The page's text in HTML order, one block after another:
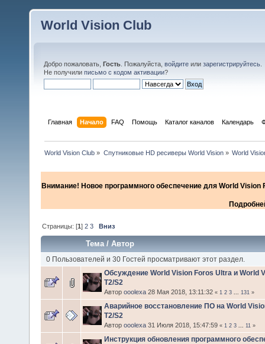
World Vision Club
Добро пожаловать, Гость . Пожалуйста, войдите или зарегистрируйтесь
Не получили письмо с кодом активации?
Главная Начало FAQ Помощь Каталог каналов Календарь
World Vision Club » Спутниковые HD ресиверы World Vision» World
Внимание! Новое программного обеспечение для World
Страницы: [1]2 3 Вниз
Тема /Автор
0 Пользователей и 30 Гостей просматривают этот раздел.
Обсуждение World Vision Foros Ultra и World
T2/S2
Автор ooolexa 28 Мая 2018, 13:11:32 « 1 2 3 131 »
Аварийное восстановление ПО на World
T2/S2
Автор ooolexa 31 Июля 2018, 15:47:59 « 1 2 3 11 »
Инструкция обновления программного